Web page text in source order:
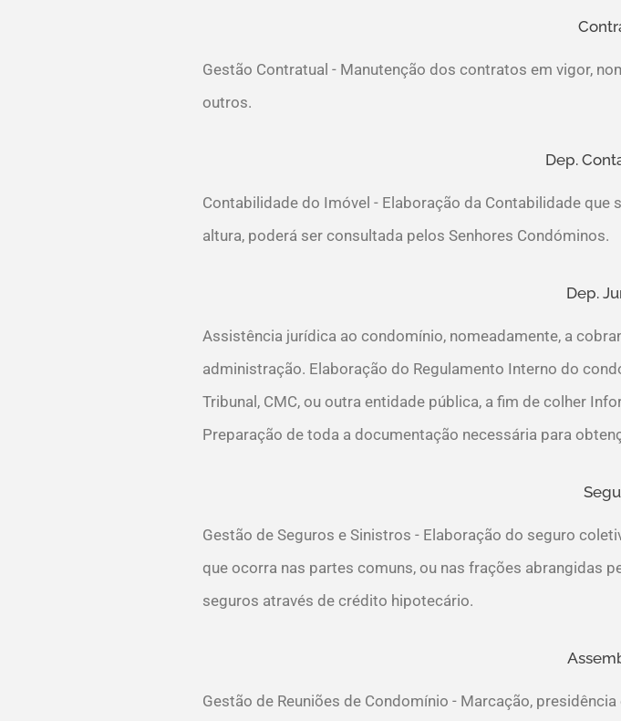
Gestão Contratual - Manutenção dos contratos em vigor,
outros.
Dep.
Contabilidade do Imóvel - Elaboração da Contabilidade que
altura, poderá ser consultada pelos Senhores Condóminos.
Dep.
Assistência jurídica ao condomínio, nomeadamente, a
administração. Elaboração do Regulamento Interno do
Tribunal, CMC, ou outra entidade pública, a fim de colher
Preparação de toda a documentação necessária para
Gestão de Seguros e Sinistros - Elaboração do seguro
que ocorra nas partes comuns, ou nas frações abrangidas
seguros através de crédito hipotecário.
Gestão de Reuniões de Condomínio - Marcação,